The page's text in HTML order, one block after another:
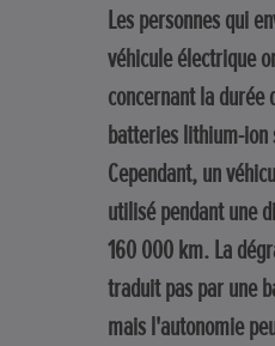
Les personnes qui
véhicule électrique
concernant la durée
batteries lithium-ion
Cependant, un
utilisé pendant une
160 000 km. La
traduit pas par une
mais l'autonomie